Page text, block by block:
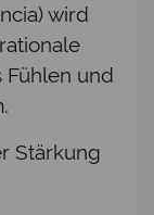
wird
Fühlen und
Stärkung